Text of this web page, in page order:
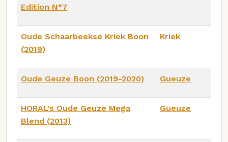
Edition N°7
Oude Schaarbeekse Kriek Boon
(2019)
Kriek
Oude Geuze Boon (2019-2020) Gueuze
HORAL's Oude Geuze Mega
Blend (2013)
Gueuze